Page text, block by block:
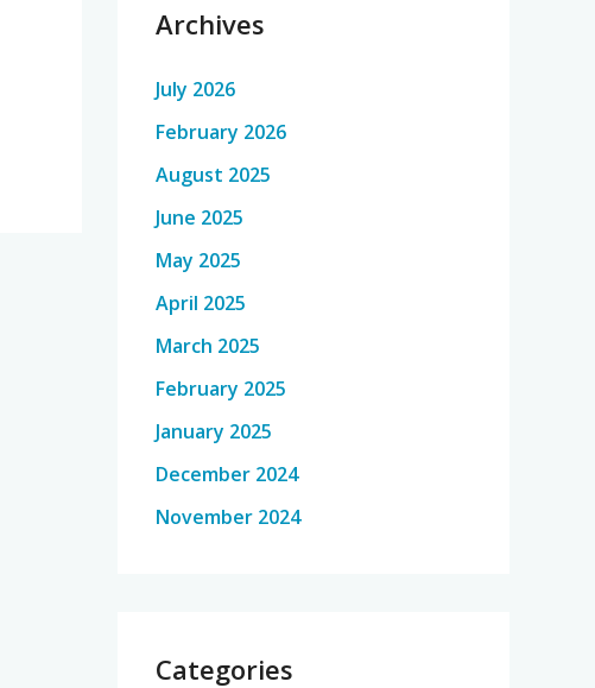
Archives
July 2026
February 2026
August 2025
June 2025
May 2025
April 2025
March 2025
February 2025
January 2025
December 2024
November 2024
Categories